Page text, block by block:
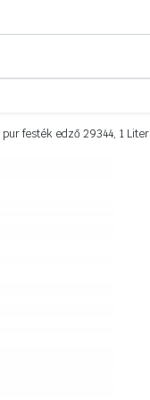
pur festék edző 29344, 1 Liter